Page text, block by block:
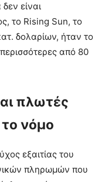
είναι
το Rising Sun, το
δολαρίων, ήταν το
από 80
πλωτές
νόμο
εξαιτίας του
πληρωμών που